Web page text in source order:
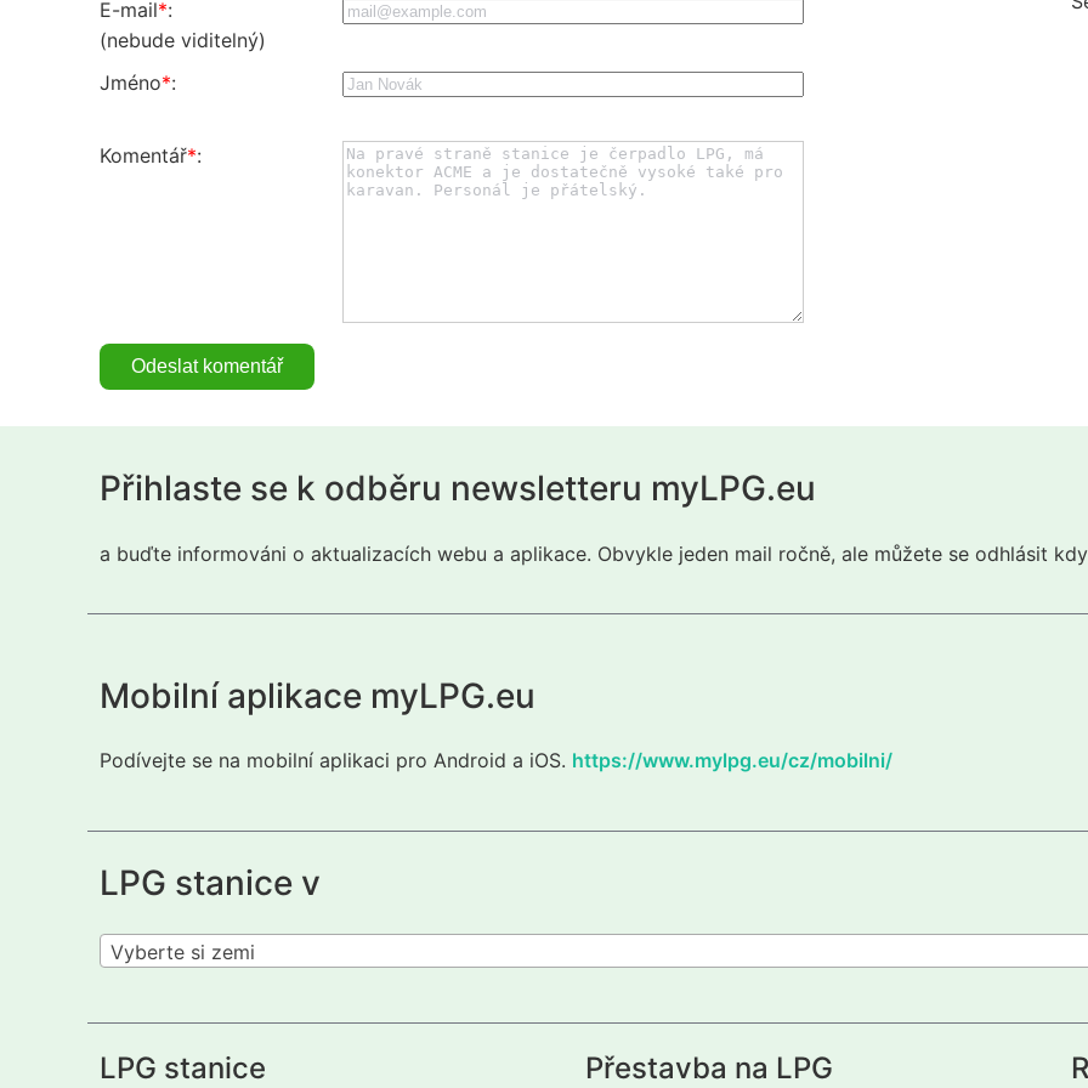
E-mail*:
(nebude viditelný)
Jméno*:
Komentář*:
Přihlaste se k odběru newsletteru myLPG.eu
a buďte informováni o aktualizacích webu a aplikace. Obvykle jeden mail ročně, ale můžete se odhlásit
Mobilní aplikace myLPG.eu
Podívejte se na mobilní aplikaci pro Android a iOS. https://www.mylpg.eu/cz/mobilni/
LPG stanice v
Vyberte si zemi
LPG stanice Přestavba na LPG